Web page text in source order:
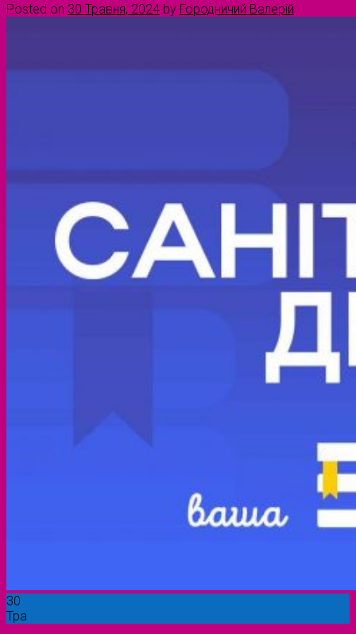
Posted on 30 Травня, 2024 by Городничий Валерій
30
Тра